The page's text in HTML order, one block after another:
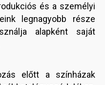
és a személyi
legnagyobb része
alapként saját
előtt a színházak